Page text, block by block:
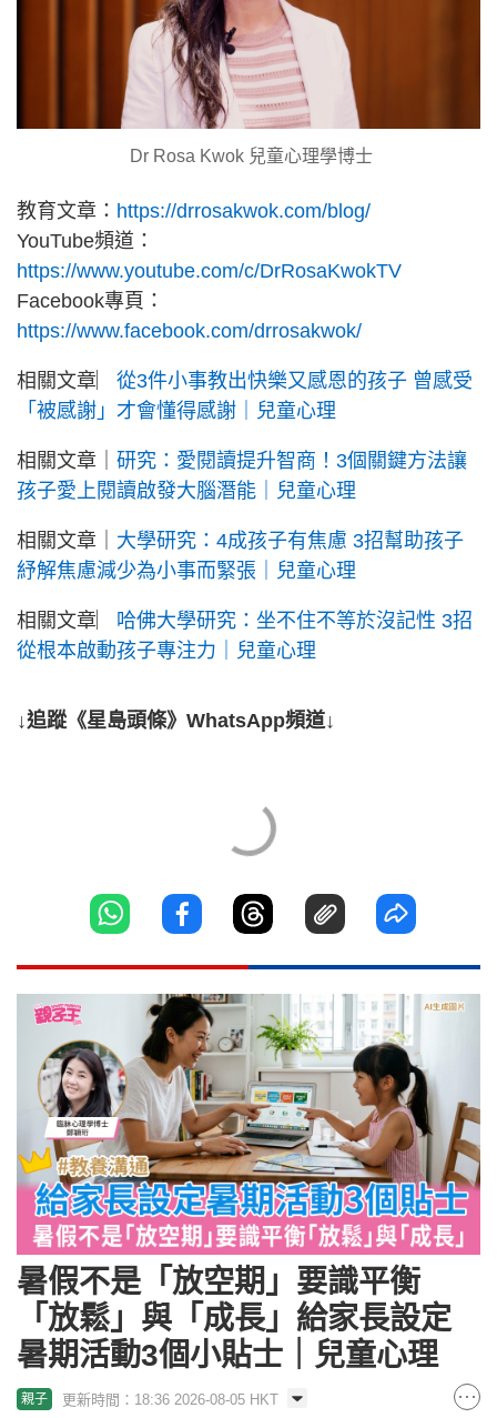
Dr Rosa Kwok 兒童心理學博士
教育文章： https://drrosakwok.com/blog/
YouTube頻道：
https://www.youtube.com/c/DrRosaKwokTV
Facebook專頁：
https://www.facebook.com/drrosakwok/
相關文章︳ 從3件小事教出快樂又感恩的孩子 曾感受
「被感謝」才會懂得感謝｜兒童心理
相關文章｜ 研究：愛閱讀提升智商！3個關鍵方法讓
孩子愛上閱讀啟發大腦潛能｜兒童心理
相關文章｜ 大學研究：4成孩子有焦慮 3招幫助孩子
紓解焦慮減少為小事而緊張｜兒童心理
相關文章︳ 哈佛大學研究：坐不住不等於沒記性 3招
從根本啟動孩子專注力｜兒童心理
↓追蹤《星島頭條》WhatsApp頻道↓
暑假不是「放空期」要識平衡
「放鬆」與「成長」給家長設定
暑期活動3個小貼士｜兒童心理
親子 更新時間：18:36 2026-08-05 HKT